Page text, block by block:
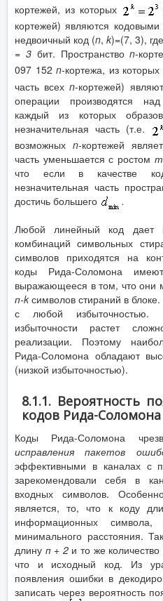
кортежей, из которых
кортежей) являются
недвоичный код (n, k)=(7, 3),
= 3 бит. Пространствоn-
097 152n-кортежа, из которых
часть всехn-кортежей)
операции производятся
каждый из которых
незначительная часть (т.е.
возможных n-кортежей
часть уменьшается с ростом
что если в качестве
незначительная часть
достичь большего
.
Любой линейный код дает
комбинаций символьных
символов приходятся на
коды Рида-Соломона имеют
выражающееся в том, что они
п-k символов стираний в
с любой избыточностью.
избыточности растет
реализации. Поэтому
Рида-Соломона обладают
(низкой избыточностью).
8.1.1. Вероятность
кодов Рида-Соломона
Коды Рида-Соломона
исправления пакетов
эффективными в каналах с
зарекомендовали себя в
входных символов.
является, то, что к коду
информационных
минимального расстояния.
длину п + 2 и то же
что и исходный код. Из
появления ошибки в
записать через вероятность